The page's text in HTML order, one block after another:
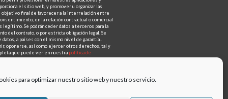
para optimizar nuestro sitio web y nuestro servicio.
el sitio web, y promover u organizar las
final de favorecer a la interrelación entre
en la relación contractual o comercial
Se podrán ceder datos a terceros para la
del contrato, o por estricta obligación legal. Se
a países con el mismo nivel de garantía..
oponerse, así como ejercer otros derechos, tal y
que puede ver en nuestra política de